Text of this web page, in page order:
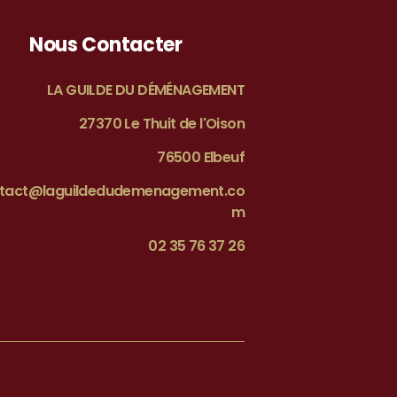
Nous Contacter
LA GUILDE DU DÉMÉNAGEMENT
27370 Le Thuit de l'Oison
76500 Elbeuf
m
02 35 76 37 26